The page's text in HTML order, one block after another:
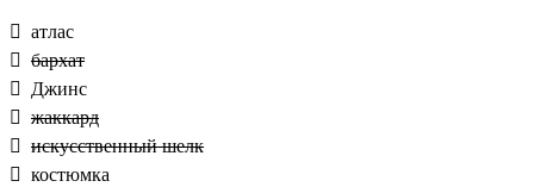
атлас
бархат
Джинс
жаккард
искусственный шелк
костюмка